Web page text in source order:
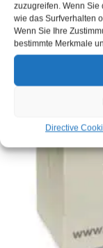
zuzugreifen. Wenn Sie
wie das Surfverhalten
Wenn Sie Ihre
bestimmte Merkmale
Directive